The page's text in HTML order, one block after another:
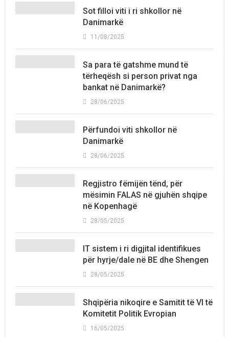
Sot filloi viti i ri shkollor në
Danimarkë
11/08/2025
Sa para të gatshme mund të
tërheqësh si person privat nga
bankat në Danimarkë?
28/06/2025
Përfundoi viti shkollor në
Danimarkë
28/06/2025
Regjistro fëmijën tënd, për
mësimin FALAS në gjuhën shqipe
në Kopenhagë
28/05/2025
IT sistem i ri digjital identifikues
për hyrje/dale në BE dhe Shengen
28/05/2025
Shqipëria nikoqire e Samitit të VI të
Komitetit Politik Evropian
16/05/2025